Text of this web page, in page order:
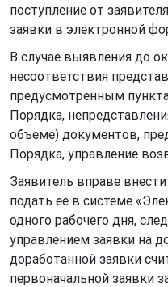
поступление от
заявки в электронной
В случае выявления до
несоответствия
предусмотренным
Порядка,
объеме) документов,
Порядка, управление
Заявитель вправе
подать ее в системе
одного рабочего дня,
управлением заявки на
доработанной заявки
первоначальной заявки